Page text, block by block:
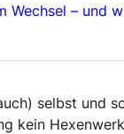
Wechsel – und
selbst und
kein